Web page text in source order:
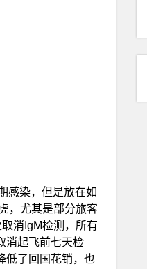
感染，但是放在如
，尤其是部分旅客
消IgM检测，所有
消起飞前七天检
低了回国花销，也